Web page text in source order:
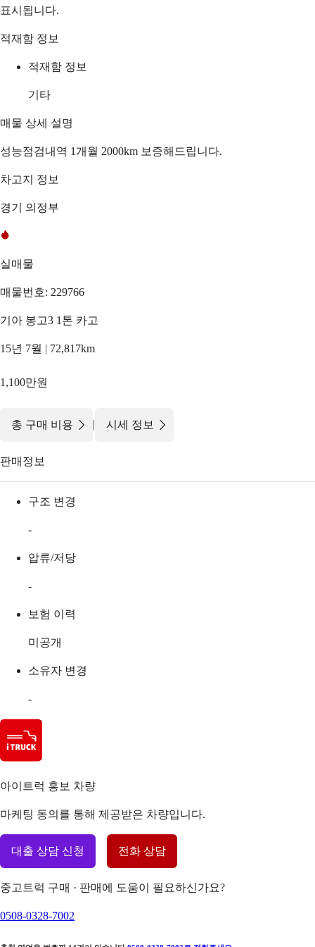
표시됩니다.
적재함 정보
적재함 정보
기타
매물 상세 설명
성능점검내역 1개월 2000km 보증해드립니다.
차고지 정보
경기 의정부
실매물
매물번호: 229766
기아 봉고3 1톤 카고
15년 7월 | 72,817km
1,100만원
총 구매 비용 | 시세 정보
판매정보
구조 변경
-
압류/저당
-
보험 이력
미공개
소유자 변경
-
아이트럭 홍보 차량
마케팅 동의를 통해 제공받은 차량입니다.
대출 상담 신청 전화 상담
중고트럭 구매 · 판매에 도움이 필요하신가요?
0508-0328-7002